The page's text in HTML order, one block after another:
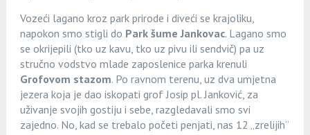
Vozeći lagano kroz park prirode i diveći se krajoliku,
napokon smo stigli do Park šume Jankovac. Lagano smo
se okrijepili (tko uz kavu, tko uz pivu ili sendvič) pa uz
stručno vodstvo mlade zaposlenice parka krenuli
Grofovom stazom. Po ravnom terenu, uz dva umjetna
jezera koja je dao iskopati grof Josip pl. Janković, za
uživanje svojih gostiju i sebe, razgledavali smo svi
zajedno. No, kad se trebalo početi penjati, nas 12 „zrelijih“